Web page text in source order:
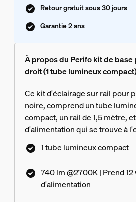
Retour gratuit sous 30 jours
Garantie 2 ans
À propos du Perifo kit de base
droit (1 tube lumineux compact)
Ce kit d'éclairage sur rail pour
noire, comprend un tube
compact, un rail de 1,5 mètre,
d'alimentation qui se trouve à
1 tube lumineux compact
740 lm @2700K | Prend
d'alimentation